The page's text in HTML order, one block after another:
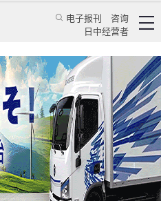
电子报刊
咨询
日中经营者
控中国船只
日本新闻 政治焦点